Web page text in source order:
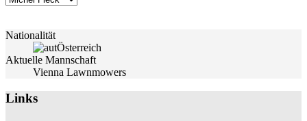
Nationalität
Österreich
Aktuelle Mannschaft
Vienna Lawnmowers
Links